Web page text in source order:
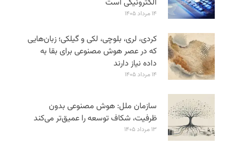
الکترونیکی است
۱۴ مرداد ۱۴۰۵
کردی، لری، بلوچی، لکی و گیلکی؛ زبان‌هایی
که در عصر هوش مصنوعی برای بقا به
داده نیاز دارند
۱۴ مرداد ۱۴۰۵
سازمان ملل: هوش مصنوعی بدون
ظرفیت، شکاف توسعه را عمیق‌تر می‌کند
۱۳ مرداد ۱۴۰۵